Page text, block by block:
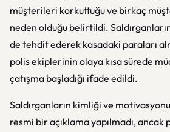
müşterileri korkuttuğu ve birkaç
neden olduğu belirtildi.
de tehdit ederek kasadaki paraları
polis ekiplerinin olaya kısa sürede
çatışma başladığı ifade edildi.
Saldırganların kimliği ve
resmi bir açıklama yapılmadı, ancak